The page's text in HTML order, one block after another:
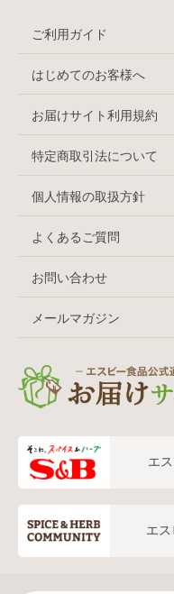
ご利用ガイド
はじめてのお客様へ
お届けサイト利用規約
特定商取引法について
個人情報の取扱方針
よくあるご質問
お問い合わせ
メールマガジン
エ
エ